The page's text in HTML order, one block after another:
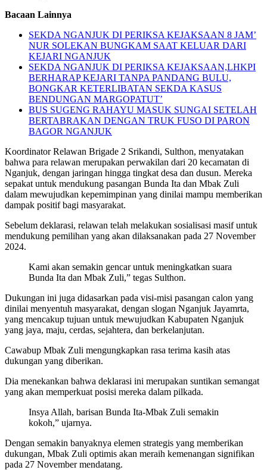
Bacaan Lainnya
SEKDA NGANJUK DI PERIKSA KEJAKSAAN 8 JAM’
NUR SOLEKAN BUNGKAM SAAT KELUAR DARI
KEJARI NGANJUK
SEKDA NGANJUK DI PERIKSA KEJAKSAAN,LHKPI
BERHARAP KEJARI TANPA PANDANG BULU,
BONGKAR KETERLIBATAN SEKDA KASUS
BENDUNGAN MARGOPATUT’
BUS SUGENG RAHAYU MASUK SUNGAI SETELAH
BERTABRAKAN DENGAN TRUK FUSO DI PARON
BAGOR NGANJUK
Koordinator Relawan Brigade 2 Srikandi, Sulthon, menyatakan
bahwa para relawan merupakan perwakilan dari 20 kecamatan di
Nganjuk, dengan jaringan hingga tingkat desa dan dusun. Mereka
sepakat untuk mendukung pasangan Bunda Ita dan Mbak Zuli
dalam mewujudkan kepemimpinan yang dinilai mampu memberikan
dampak positif bagi masyarakat.
Sebelum deklarasi, relawan telah melakukan sosialisasi masif untuk
mendukung pemilihan yang akan dilaksanakan pada 27 November
2024.
Kami akan semakin gencar untuk meningkatkan suara
Bunda Ita dan Mbak Zuli,” tegas Sulthon.
Dukungan ini juga didasarkan pada visi-misi pasangan calon yang
dinilai menyentuh masyarakat, dengan slogan Nganjuk Jayamrta,
yang mencakup tujuan untuk mewujudkan Kabupaten Nganjuk
yang jaya, maju, cerdas, sejahtera, dan berkelanjutan.
Cawabup Mbak Zuli mengungkapkan rasa terima kasih atas
dukungan yang diberikan.
Dia menekankan bahwa deklarasi ini merupakan suntikan semangat
yang akan memperkuat posisi mereka dalam pilkada.
Insya Allah, barisan Bunda Ita-Mbak Zuli semakin
kokoh,” ujarnya.
Dengan semakin banyaknya elemen strategis yang memberikan
dukungan, Mbak Zuli optimis akan meraih kemenangan signifikan
pada 27 November mendatang.